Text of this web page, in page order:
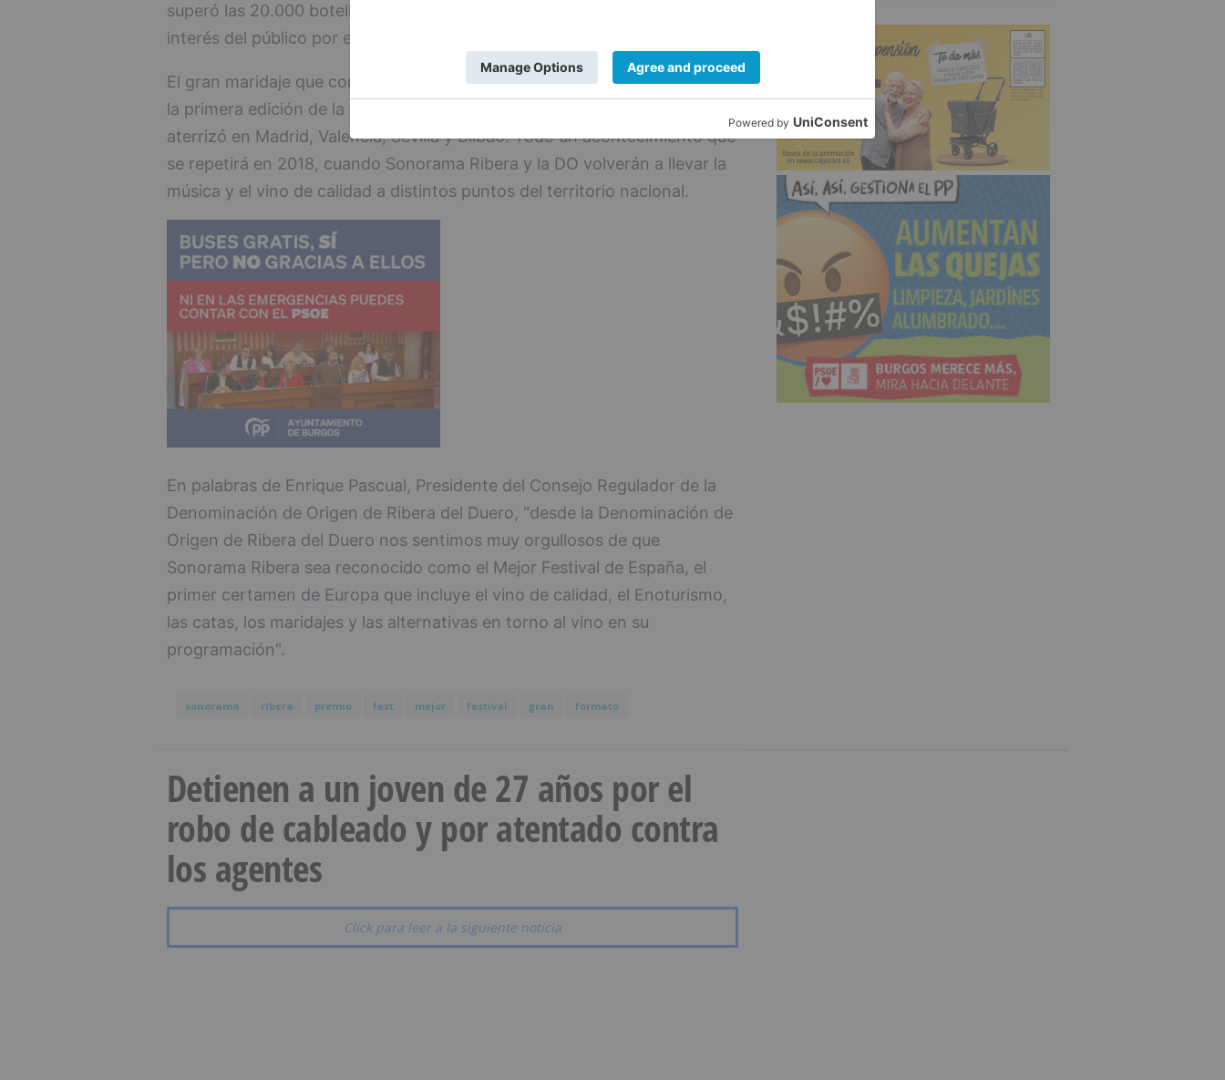
superó las 20.000 botellas sólo en el propio recinto, confirmando el
interés del público por el vino.
El gran maridaje que conforman el vino y la música protagonizó también
la primera edición de la gira #EspírituRibera, que la pasada primavera
aterrizó en Madrid, Valencia, Sevilla y Bilbao. Todo un acontecimiento que
se repetirá en 2018, cuando Sonorama Ribera y la DO volverán a llevar la
música y el vino de calidad a distintos puntos del territorio nacional.
En palabras de Enrique Pascual, Presidente del Consejo Regulador de la
Denominación de Origen de Ribera del Duero, "desde la Denominación de
Origen de Ribera del Duero nos sentimos muy orgullosos de que
Sonorama Ribera sea reconocido como el Mejor Festival de España, el
primer certamen de Europa que incluye el vino de calidad, el Enoturismo,
las catas, los maridajes y las alternativas en torno al vino en su
programación".
sonorama ribera premio fest mejor festival gran formato
Detienen a un joven de 27 años por el
robo de cableado y por atentado contra
los agentes
Click para leer a la siguiente noticia